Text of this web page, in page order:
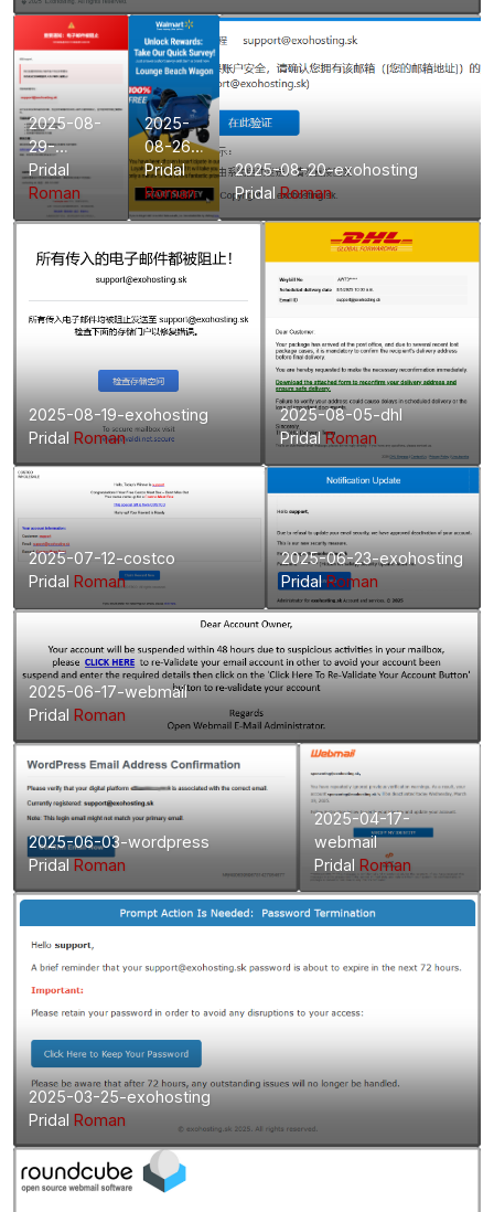
2025-08-
29-
exohosting
Pridal
Roman
2025-
08-26-
walmart
Pridal
Roman
2025-08-20-exohosting
PridalRoman
2025-08-19-exohosting
PridalRoman
2025-08-05-dhl
PridalRoman
2025-07-12-costco
PridalRoman
2025-06-23-exohosting
PridalRoman
2025-06-17-webmail
PridalRoman
2025-06-03-wordpress
PridalRoman
2025-04-17-
webmail
PridalRoman
2025-03-25-exohosting
PridalRoman